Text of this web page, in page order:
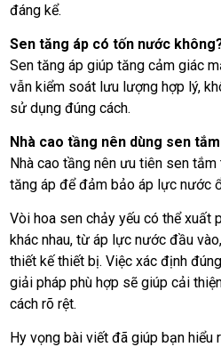
đáng kể.
Sen tăng áp có tốn nước
Sen tăng áp giúp tăng cảm giác
vẫn kiểm soát lưu lượng hợp lý,
sử dụng đúng cách.
Nhà cao tầng nên dùng sen
Nhà cao tầng nên ưu tiên sen
tăng áp để đảm bảo áp lực nước
Vòi hoa sen chảy yếu có thể xuất
khác nhau, từ áp lực nước đầu
thiết kế thiết bị. Việc xác định
giải pháp phù hợp sẽ giúp cải
cách rõ rệt.
Hy vọng bài viết đã giúp bạn hiểu